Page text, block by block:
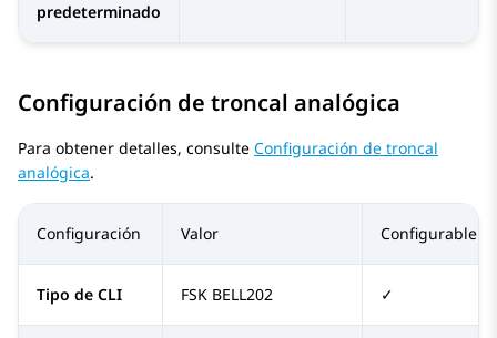
predeterminado
Configuración de troncal analógica
Para obtener detalles, consulte Configuración de troncal
analógica.
Configuración Valor Configurable
Tipo de CLI FSK BELL202 ✓